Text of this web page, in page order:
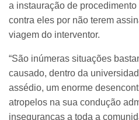
a instauração de
contra eles por não terem
viagem do interventor.
“São inúmeras situações
causado, dentro da
assédio, um enorme
atropelos na sua condução
inseguranças a toda a